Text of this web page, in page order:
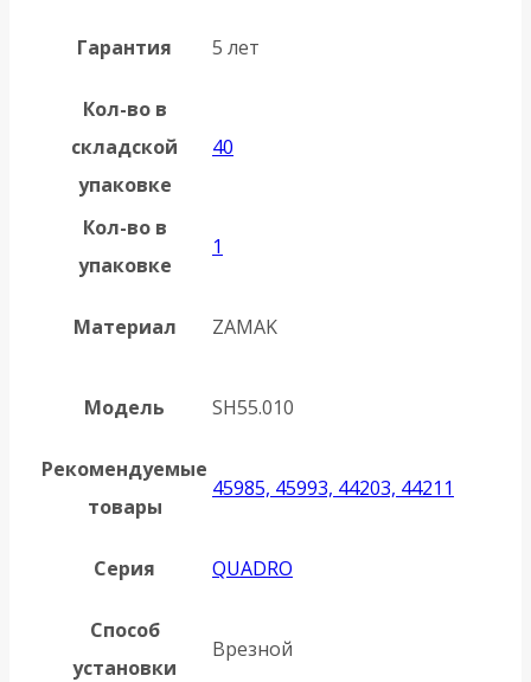
Гарантия 5 лет
Кол-во в
складской
упаковке
40
Кол-во в
упаковке
1
Материал ZAMAK
Модель SH55.010
Рекомендуемые
товары
45985, 45993, 44203, 44211
Серия QUADRO
Способ
установки
Врезной